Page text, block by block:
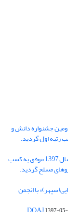
جشنواره دانش و
نشریه علمی - پژوهشی « اطلاعات جغرافیایی(سپهر)» در سال 1397 موفق به کسب
مسلح گردید.
با انجمن